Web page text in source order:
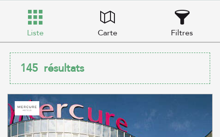
Liste Carte Filtres
145 résultats